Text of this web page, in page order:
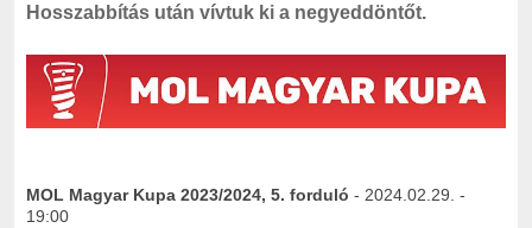
Hosszabbítás után vívtuk ki a negyeddöntőt.
MOL Magyar Kupa 2023/2024, 5. forduló - 2024.02.29. -
19:00